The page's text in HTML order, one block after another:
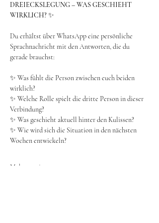
DREIECKSLEGUNG – WAS GESCHIEHT
WIRKLICH? ✨
Du erhältst über WhatsApp eine persönliche
Sprachnachricht mit den Antworten, die du
gerade brauchst:
✨ Was fühlt die Person zwischen euch beiden
wirklich?
✨ Welche Rolle spielt die dritte Person in dieser
Verbindung?
✨ Was geschieht aktuell hinter den Kulissen?
✨ Wie wird sich die Situation in den nächsten
Wochen entwickeln?
Mehr anzeigen